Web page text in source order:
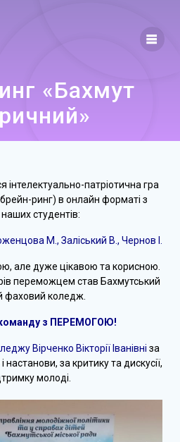
«Бахмут
інтелектуально-патріотична гра
ринг) в онлайн форматі з
студентів:
М., Заліський В., Чернов І.
але дуже цікавою та корисною.
переможцем став Бахмутський
фаховий коледж.
з ПЕРЕМОГОЮ!
Вірченко Вікторії Іванівні за
настанови, за критику та дискусії,
молоді.